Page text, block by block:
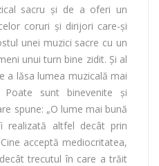
sacru și de a oferi un
coruri și dirijori care-și
unei muzici sacre cu un
unui turn bine zidit. Și al
a lăsa lumea muzicală mai
sunt binevenite și
spune: „O lume mai bună
altfel decât prin
acceptă mediocritatea,
trecutul în care a trăit